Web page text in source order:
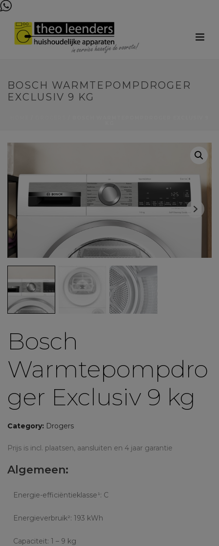
BOSCH WARMTEPOMPDROGER
EXCLUSIV 9 KG
Bosch
Warmtepompdro
ger Exclusiv 9 kg
Category: Drogers
Prijs is incl. plaatsen, aansluiten en 4 jaar garantie
Algemeen:
Energie-efficiëntieklasse¹: C
Energieverbruik²: 193 kWh
Capaciteit: 1 – 9 kg